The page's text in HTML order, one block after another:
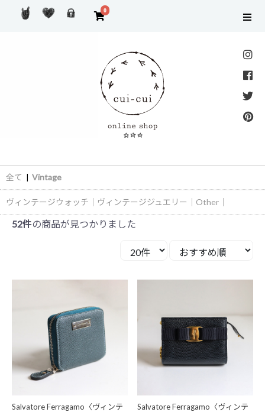
0
全て | Vintage
ヴィンテージウォッチ ヴィンテージジュエリー Other
52件の商品が見つかりました
Salvatore Ferragamo〈ヴィンテ
Salvatore Ferragamo〈ヴィンテ